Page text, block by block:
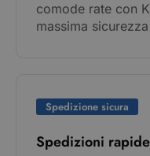
comode rate con
massima
Spedizione sicura
Spedizioni